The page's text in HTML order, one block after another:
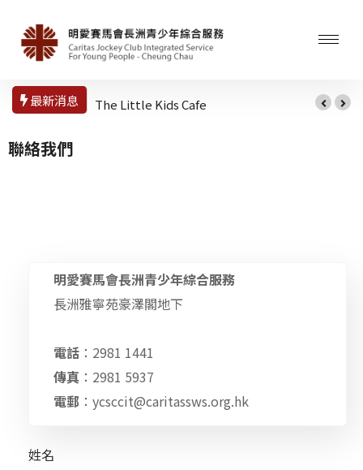
最新消息 The Little Kids Cafe
聯絡我們
明愛賽馬會長洲青少年綜合服務
長洲雅寧苑豪澤閣地下
電話 ：2981 1441
傳真 ：2981 5937
電郵 ：ycsccit@caritassws.org.hk
姓名